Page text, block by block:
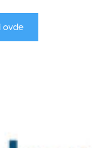
ovde